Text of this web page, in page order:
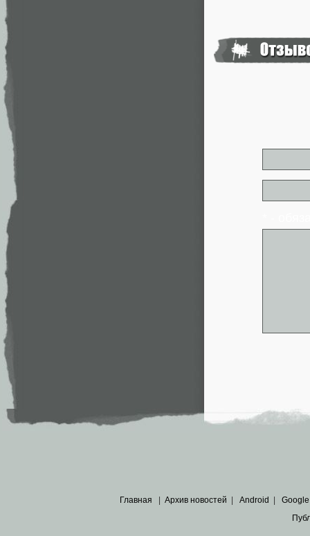
Главная Архив новостей Android Google